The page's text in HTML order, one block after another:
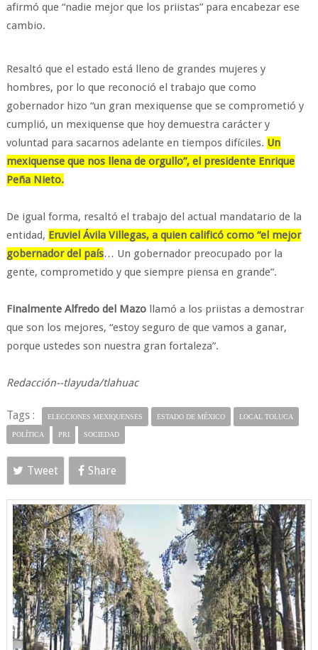
afirmó que “nadie mejor que los priistas” para encabezar ese
cambio.
Resaltó que el estado está lleno de grandes mujeres y
hombres, por lo que reconoció el trabajo que como
gobernador hizo “un gran mexiquense que se comprometió y
cumplió, un mexiquense que hoy demuestra carácter y
voluntad para sacarnos adelante en tiempos difíciles. Un
mexiquense que nos llena de orgullo”, el presidente Enrique
Peña Nieto.
De igual forma, resaltó el trabajo del actual mandatario de la
entidad, Eruviel Ávila Villegas, a quien calificó como “el mejor
gobernador del país… Un gobernador preocupado por la
gente, comprometido y que siempre piensa en grande”.
Finalmente Alfredo del Mazollamó a los priistas a demostrar
que son los mejores, “estoy seguro de que vamos a ganar,
porque ustedes son nuestra gran fortaleza”.
Redacción--tlayuda/tlahuac
Tags : ELECCIONES MEXIQUENSES ESTADO DE MÉXICO LOCAL TOLUCA
POLÍTICA PRI SOCIEDAD
Tweet Share